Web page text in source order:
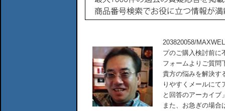
203820058/
プのご購入検討前に
フォームよりご質問
貴方の悩みを解決す
りやすくメールにて
と回答のアーカイブ
また、お急ぎの場合